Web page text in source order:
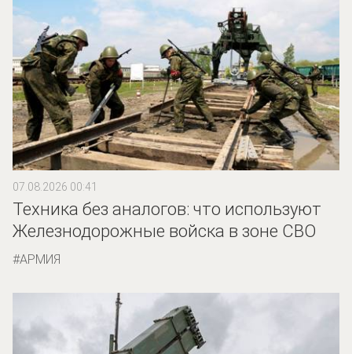
07.08.2026 00:41
Техника без аналогов: что используют
Железнодорожные войска в зоне СВО
АРМИЯ